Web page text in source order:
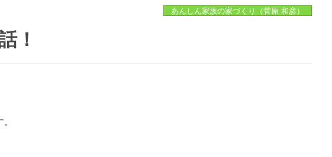
あんしん家族の家づくり（菅原 和彦）
！